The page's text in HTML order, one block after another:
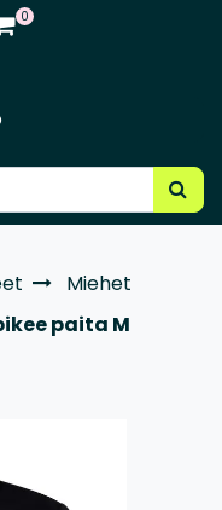
0
Miehet
paita M